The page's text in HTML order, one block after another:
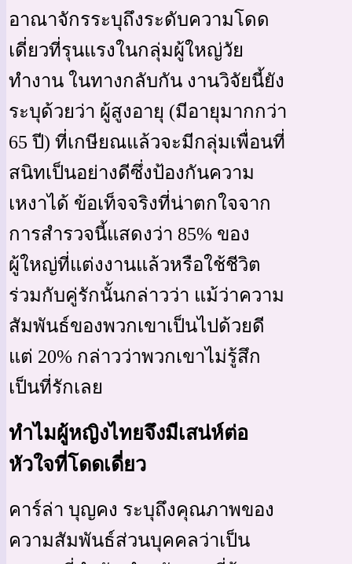
อาณาจักรระบุถึงระดับความโดด
เดี่ยวที่รุนแรงในกลุ่มผู้ใหญ่วัย
ทำงาน ในทางกลับกัน งานวิจัยนี้ยัง
ระบุด้วยว่า ผู้สูงอายุ (มีอายุมากกว่า
65 ปี) ที่เกษียณแล้วจะมีกลุ่มเพื่อนที่
สนิทเป็นอย่างดีซึ่งป้องกันความ
เหงาได้ ข้อเท็จจริงที่น่าตกใจจาก
การสำรวจนี้แสดงว่า 85% ของ
ผู้ใหญ่ที่แต่งงานแล้วหรือใช้ชีวิต
ร่วมกับคู่รักนั้นกล่าวว่า แม้ว่าความ
สัมพันธ์ของพวกเขาเป็นไปด้วยดี
แต่ 20% กล่าวว่าพวกเขาไม่รู้สึก
เป็นที่รักเลย
ทำไมผู้หญิงไทยจึงมีเสน่ห์ต่อ
หัวใจที่โดดเดี่ยว
คาร์ล่า บุญคง ระบุถึงคุณภาพของ
ความสัมพันธ์ส่วนบุคคลว่าเป็น